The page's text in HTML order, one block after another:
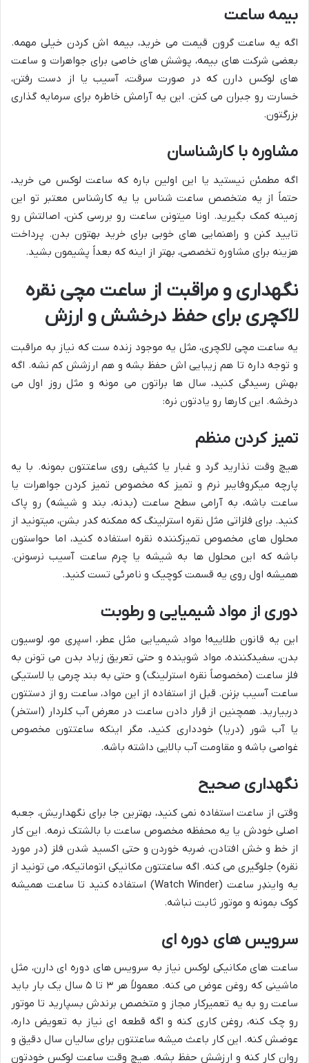
بیمه ساعت
اگه یه ساعت گرون قیمت می خرید، بیمه اش کردن خیلی مهمه.
بعضی شرکت های بیمه، پوشش های خاصی برای جواهرات و ساعت
های لوکس دارن که در صورت سرقت، آسیب یا از دست رفتن،
خسارت رو جبران می کنن. این یه آرامش خاطره برای سرمایه گذاری
بزرگتون.
مشاوره با کارشناسان
اگه مطمئن نیستید یا این اولین باره که ساعت لوکس می خرید،
حتماً از یه متخصص ساعت شناس یا یه کارشناس معتبر تو این
زمینه کمک بگیرید. اونا میتونن ساعت رو بررسی کنن، اصالتش رو
تایید کنن و راهنمایی های خوبی برای خرید بهتون بدن. پرداخت
هزینه برای مشاوره تخصصی، بهتر از اینه که بعداً پشیمون بشید.
نگهداری و مراقبت از ساعت مچی نقره
لاکچری برای حفظ درخشش و ارزش
یه ساعت مچی لاکچری، مثل یه موجود زنده ست که نیاز به مراقبت
و توجه داره تا هم زیبایی اش حفظ بشه و هم ارزشش کم نشه. اگه
بهش رسیدگی کنید، سال ها براتون می مونه و مثل روز اول می
درخشه. این کارها رو یادتون نره:
تمیز کردن منظم
هیچ وقت نذارید گرد و غبار یا کثیفی روی ساعتتون بمونه. با یه
پارچه میکروفایبر نرم و تمیز که مخصوص تمیز کردن جواهرات یا
ساعت باشه، به آرامی سطح ساعت (بدنه، بند و شیشه) رو پاک
کنید. برای فلزاتی مثل نقره استرلینگ که ممکنه کدر بشن، میتونید از
محلول های مخصوص تمیزکننده نقره استفاده کنید، اما حواستون
باشه که این محلول ها به شیشه یا چرم ساعت آسیب نرسونن.
همیشه اول روی یه قسمت کوچیک و نامرئی تست کنید.
دوری از مواد شیمیایی و رطوبت
این یه قانون طلاییه! مواد شیمیایی مثل عطر، اسپری مو، لوسیون
بدن، سفیدکننده، مواد شوینده و حتی تعریق زیاد بدن می تونن به
فلز ساعت (مخصوصاً نقره استرلینگ) و حتی به بند چرمی یا لاستیکی
ساعت آسیب بزنن. قبل از استفاده از این مواد، ساعت رو از دستتون
دربیارید. همچنین از قرار دادن ساعت در معرض آب کلردار (استخر)
یا آب شور (دریا) خودداری کنید، مگر اینکه ساعتتون مخصوص
غواصی باشه و مقاومت آب بالایی داشته باشه.
نگهداری صحیح
وقتی از ساعت استفاده نمی کنید، بهترین جا برای نگهداریش، جعبه
اصلی خودش یا یه محفظه مخصوص ساعت با بالشتک نرمه. این کار
از خط و خش افتادن، ضربه خوردن و حتی اکسید شدن فلز (در مورد
نقره) جلوگیری می کنه. اگه ساعتتون مکانیکی اتوماتیکه، می تونید از
یه وایندِر ساعت (Watch Winder) استفاده کنید تا ساعت همیشه
کوک بمونه و موتور ثابت نباشه.
سرویس های دوره ای
ساعت های مکانیکی لوکس نیاز به سرویس های دوره ای دارن، مثل
ماشینی که روغن عوض می کنه. معمولاً هر ۳ تا ۵ سال یک بار باید
ساعت رو به یه تعمیرکار مجاز و متخصص برندش بسپارید تا موتور
رو چک کنه، روغن کاری کنه و اگه قطعه ای نیاز به تعویض داره،
عوضش کنه. این کار باعث میشه ساعتتون برای سالیان سال دقیق و
روان کار کنه و ارزشش حفظ بشه. هیچ وقت ساعت لوکس خودتون